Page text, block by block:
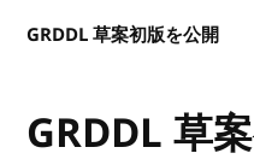
GRDDL 草案初版を公開
GRDDL 草